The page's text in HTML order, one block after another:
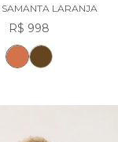
SAMANTA LARANJA
R$ 998